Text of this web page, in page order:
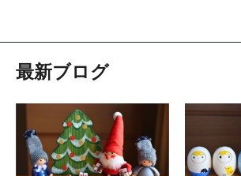
最新ブログ